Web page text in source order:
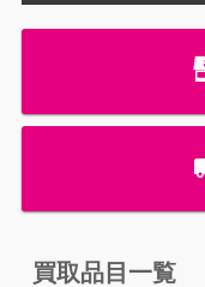
買取品目一覧